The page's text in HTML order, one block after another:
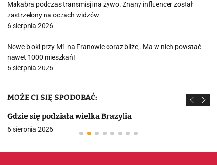
Makabra podczas transmisji na żywo. Znany influencer został
zastrzelony na oczach widzów
6 sierpnia 2026
Nowe bloki przy M1 na Franowie coraz bliżej. Ma w nich powstać
nawet 1000 mieszkań!
6 sierpnia 2026
MOŻE CI SIĘ SPODOBAĆ:
Gdzie się podziała wielka Brazylia
6 sierpnia 2026